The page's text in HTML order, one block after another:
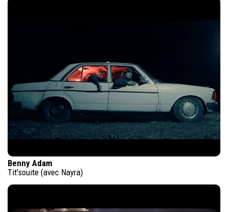
Benny Adam
Tit'souite (avec Nayra)